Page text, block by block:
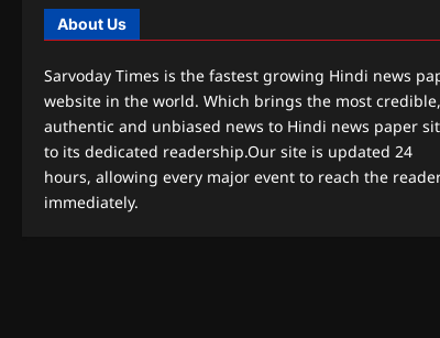
About Us
Sarvoday Times is the fastest growing Hindi news
website in the world. Which brings the most credible,
authentic and unbiased news to Hindi news paper
to its dedicated readership.Our site is updated 24
hours, allowing every major event to reach the
immediately.